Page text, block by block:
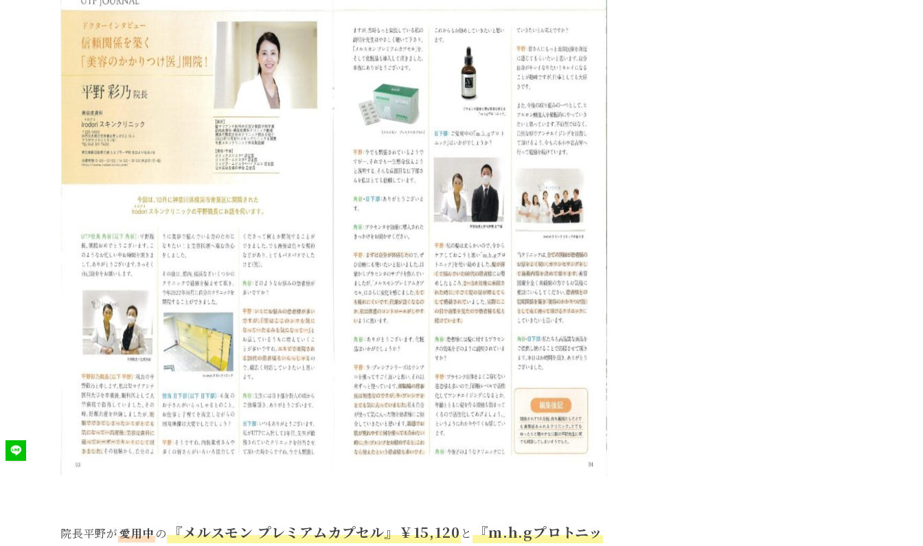
院長平野が愛用中の『メルスモン プレミアムカプセル』￥15,120と『m.h.gプロトニッ